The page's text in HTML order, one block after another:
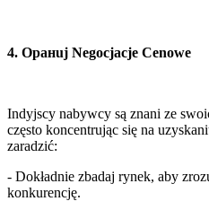
4. Opанuj Negocjacje Cenowe
Indyjscy nabywcy są znani ze
często koncentrując się na
zaradzić:
- Dokładnie zbadaj rynek, aby
konkurencję.